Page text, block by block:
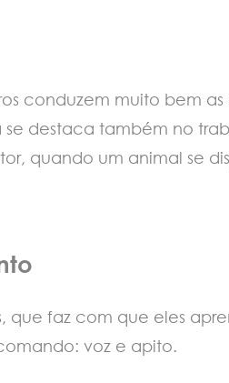
conduzem muito bem as
se destaca também no
quando um animal se
faz com que eles
voz e apito.